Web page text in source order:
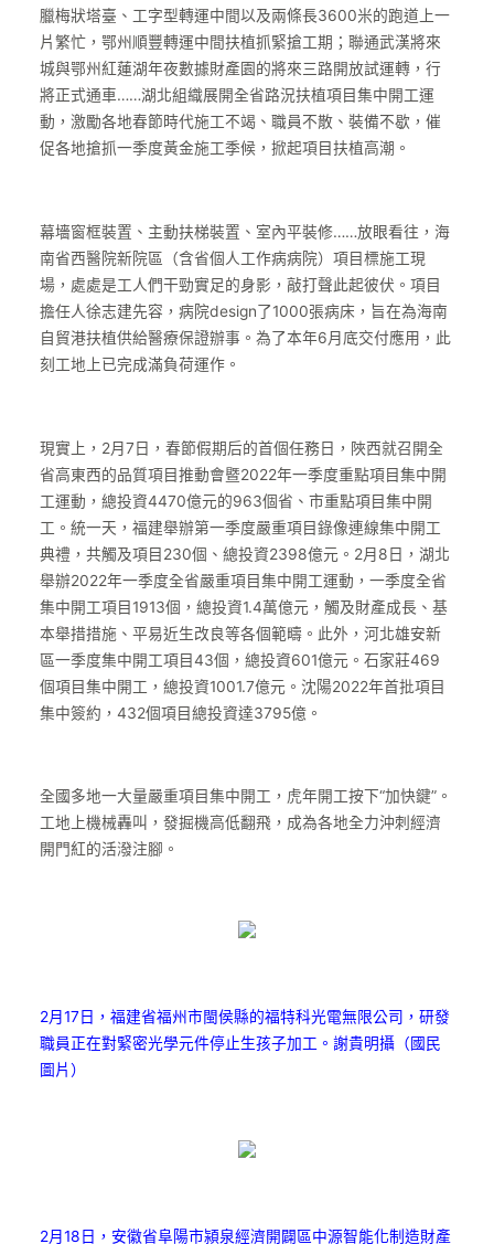
臘梅狀塔臺、工字型轉運中間以及兩條長3600米的跑道上一
片繁忙，鄂州順豐轉運中間扶植抓緊搶工期；聯通武漢將來
城與鄂州紅蓮湖年夜數據財產園的將來三路開放試運轉，行
將正式通車……湖北組織展開全省路況扶植項目集中開工運
動，激勵各地春節時代施工不竭、職員不散、裝備不歇，催
促各地搶抓一季度黃金施工季候，掀起項目扶植高潮。
幕墻窗框裝置、主動扶梯裝置、室內平裝修……放眼看往，海
南省西醫院新院區（含省個人工作病病院）項目標施工現
場，處處是工人們干勁實足的身影，敲打聲此起彼伏。項目
擔任人徐志建先容，病院design了1000張病床，旨在為海南
自貿港扶植供給醫療保證辦事。為了本年6月底交付應用，此
刻工地上已完成滿負荷運作。
現實上，2月7日，春節假期后的首個任務日，陜西就召開全
省高東西的品質項目推動會暨2022年一季度重點項目集中開
工運動，總投資4470億元的963個省、市重點項目集中開
工。統一天，福建舉辦第一季度嚴重項目錄像連線集中開工
典禮，共觸及項目230個、總投資2398億元。2月8日，湖北
舉辦2022年一季度全省嚴重項目集中開工運動，一季度全省
集中開工項目1913個，總投資1.4萬億元，觸及財產成長、基
本舉措措施、平易近生改良等各個範疇。此外，河北雄安新
區一季度集中開工項目43個，總投資601億元。石家莊469
個項目集中開工，總投資1001.7億元。沈陽2022年首批項目
集中簽約，432個項目總投資達3795億。
全國多地一大量嚴重項目集中開工，虎年開工按下“加快鍵”。
工地上機械轟叫，發掘機高低翻飛，成為各地全力沖刺經濟
開門紅的活潑注腳。
2月17日，福建省福州市閩侯縣的福特科光電無限公司，研發
職員正在對緊密光學元件停止生孩子加工。謝貴明攝（國民
圖片）
2月18日，安徽省阜陽市潁泉經濟開闢區中源智能化制造財產